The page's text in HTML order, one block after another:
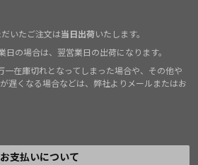
いたご注文は当日出荷いたします。
の場合は、翌営業日の出荷になります。
一在庫切れとなってしまった場合や、その他や
遅くなる場合などは、弊社よりメールまたはお
お支払いについて